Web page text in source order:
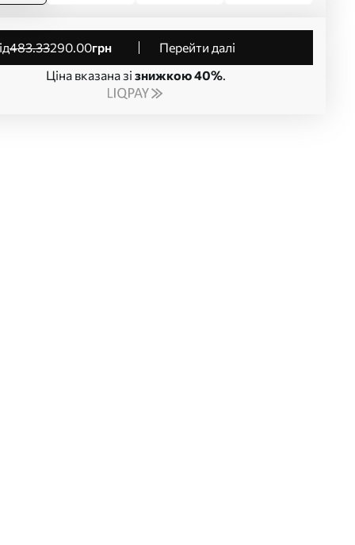
від483.33290.00грн
Перейти далі
Ціна вказана зі знижкою 40%.